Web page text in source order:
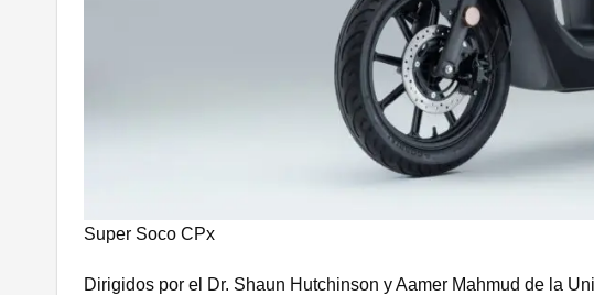
Super Soco CPx
Dirigidos por el Dr. Shaun Hutchinson y Aamer Mahmud de la